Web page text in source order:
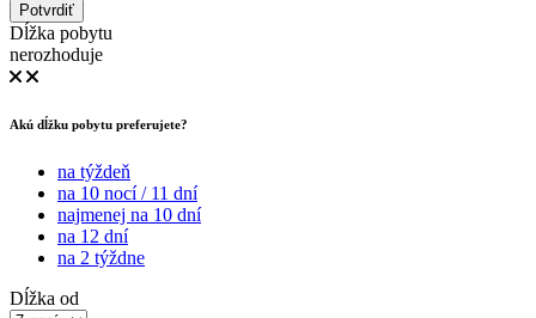
Potvrdiť
Dĺžka pobytu
nerozhoduje
Akú dĺžku pobytu preferujete?
na týždeň
na 10 nocí / 11 dní
najmenej na 10 dní
na 12 dní
na 2 týždne
Dĺžka od